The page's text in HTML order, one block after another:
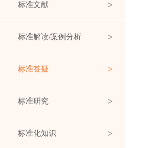
标准文献
标准解读/案例分析
标准答疑
标准研究
标准化知识